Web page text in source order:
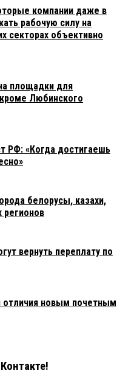
компании даже в
рабочую силу на
секторах объективно
площадки для
Любинского
РФ: «Когда достигаешь
белорусы, казахи,
регионов
вернуть переплату по
отличия новым почетным